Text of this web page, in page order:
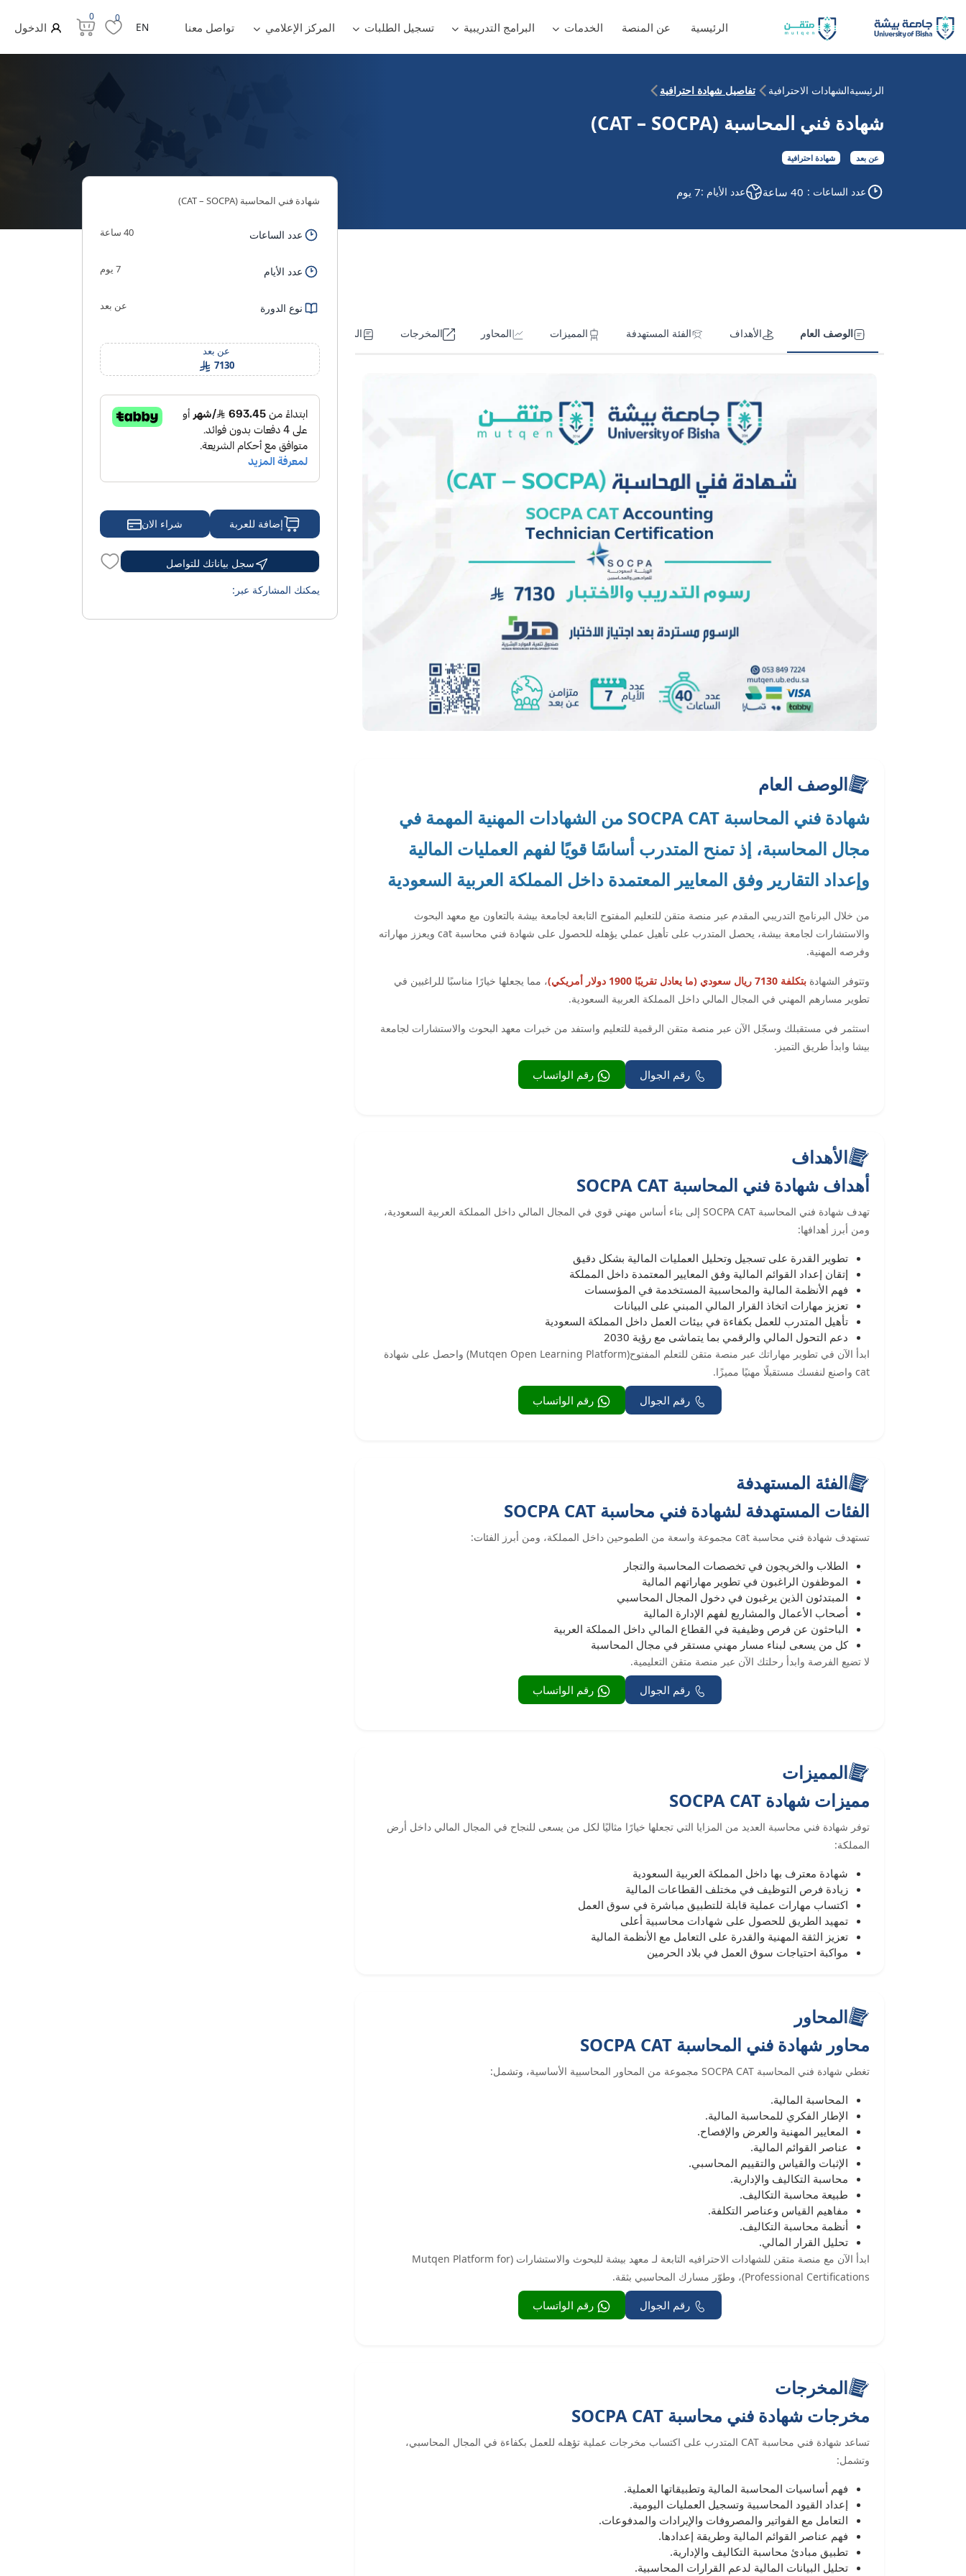
الرئيسية عن المنصة الخدمات البرامج التدريبية تسجيل الطلبات المركز الإعلامي تواصل معنا EN
0
0
الدخول
الرئيسيةالشهادات الاحترافية تفاصيل شهادة احترافية
شهادة فني المحاسبة (CAT – SOCPA)
عن بعد شهادة احترافية
عدد الساعات : 40 ساعة عدد الأيام :7 يوم
الوصف العام الأهداف الفئة المستهدفة المميزات المحاور المخرجات المتطلبات
الوصف العام
شهادة فني المحاسبة SOCPA CAT من الشهادات المهنية المهمة في
مجال المحاسبة، إذ تمنح المتدرب أساسًا قويًا لفهم العمليات المالية
وإعداد التقارير وفق المعايير المعتمدة داخل المملكة العربية السعودية
من خلال البرنامج التدريبي المقدم عبر منصة متقن للتعليم المفتوح التابعة لجامعة بيشة بالتعاون مع معهد البحوث
والاستشارات لجامعة بيشة، يحصل المتدرب على تأهيل عملي يؤهله للحصول على شهادة فني محاسبة cat ويعزز مهاراته
وفرصه المهنية.
وتتوفر الشهادة بتكلفة 7130 ريال سعودي (ما يعادل تقريبًا 1900 دولار أمريكي)
، مما يجعلها خيارًا مناسبًا للراغبين في
تطوير مسارهم المهني في المجال المالي داخل المملكة العربية السعودية.
استثمر في مستقبلك وسجّل الآن عبر منصة متقن الرقمية للتعليم واستفد من خبرات معهد البحوث والاستشارات لجامعة
بيشا وابدأ طريق التميز.
رقم الجوال رقم الواتساب
الأهداف
أهداف شهادة فني المحاسبة SOCPA CAT
تهدف شهادة فني المحاسبة SOCPA CAT إلى بناء أساس مهني قوي في المجال المالي داخل المملكة العربية السعودية،
ومن أبرز أهدافها:
تطوير القدرة على تسجيل وتحليل العمليات المالية بشكل دقيق
إتقان إعداد القوائم المالية وفق المعايير المعتمدة داخل المملكة
فهم الأنظمة المالية والمحاسبية المستخدمة في المؤسسات
تعزيز مهارات اتخاذ القرار المالي المبني على البيانات
تأهيل المتدرب للعمل بكفاءة في بيئات العمل داخل المملكة السعودية
دعم التحول المالي والرقمي بما يتماشى مع رؤية 2030
ابدأ الآن في تطوير مهاراتك عبر منصة متقن للتعلم المفتوح(Mutqen Open Learning Platform) واحصل على شهادة
cat واصنع لنفسك مستقبلًا مهنيًا مميزًا.
رقم الجوال رقم الواتساب
الفئة المستهدفة
الفئات المستهدفة لشهادة فني محاسبة SOCPA CAT
تستهدف شهادة فني محاسبة cat مجموعة واسعة من الطموحين داخل المملكة، ومن أبرز الفئات:
الطلاب والخريجون في تخصصات المحاسبة والتجار
الموظفون الراغبون في تطوير مهاراتهم المالية
المبتدئون الذين يرغبون في دخول المجال المحاسبي
أصحاب الأعمال والمشاريع لفهم الإدارة المالية
الباحثون عن فرص وظيفية في القطاع المالي داخل المملكة العربية
كل من يسعى لبناء مسار مهني مستقر في مجال المحاسبة
لا تضيع الفرصة وابدأ رحلتك الآن عبر منصة متقن التعليمية.
رقم الجوال رقم الواتساب
المميزات
مميزات شهادة SOCPA CAT
توفر شهادة فني محاسبة العديد من المزايا التي تجعلها خيارًا مثاليًا لكل من يسعى للنجاح في المجال المالي داخل أرض
المملكة:
شهادة معترف بها داخل المملكة العربية السعودية
زيادة فرص التوظيف في مختلف القطاعات المالية
اكتساب مهارات عملية قابلة للتطبيق مباشرة في سوق العمل
تمهيد الطريق للحصول على شهادات محاسبية أعلى
تعزيز الثقة المهنية والقدرة على التعامل مع الأنظمة المالية
مواكبة احتياجات سوق العمل في بلاد الحرمين
المحاور
محاور شهادة فني المحاسبة SOCPA CAT
تغطي شهادة فني المحاسبة SOCPA CAT مجموعة من المحاور المحاسبية الأساسية، وتشمل:
المحاسبة المالية.
الإطار الفكري للمحاسبة المالية.
المعايير المهنية والعرض والإفصاح.
عناصر القوائم المالية.
الإثبات والقياس والتقييم المحاسبي.
محاسبة التكاليف والإدارية.
طبيعة محاسبة التكاليف.
مفاهيم القياس وعناصر التكلفة.
أنظمة محاسبة التكاليف.
تحليل القرار المالي.
ابدأ الآن مع منصة متقن للشهادات الاحترافيه التابعة لـ معهد بيشة للبحوث والاستشارات (Mutqen Platform for
Professional Certifications)، وطوّر مسارك المحاسبي بثقة.
رقم الجوال رقم الواتساب
المخرجات
مخرجات شهادة فني محاسبة SOCPA CAT
تساعد شهادة فني محاسبة CAT المتدرب على اكتساب مخرجات عملية تؤهله للعمل بكفاءة في المجال المحاسبي،
وتشمل:
فهم أساسيات المحاسبة المالية وتطبيقاتها العملية.
إعداد القيود المحاسبية وتسجيل العمليات اليومية.
التعامل مع الفواتير والمصروفات والإيرادات والمدفوعات.
فهم عناصر القوائم المالية وطريقة إعدادها.
تطبيق مبادئ محاسبة التكاليف والإدارية.
تحليل البيانات المالية لدعم القرارات المحاسبية.
شهادة فني المحاسبة (CAT – SOCPA)
عدد الساعات 40 ساعة
عدد الأيام 7 يوم
نوع الدورة عن بعد
عن بعد
7130
إضافة للعربة شراء الان
سجل بياناتك للتواصل
يمكنك المشاركة عبر: